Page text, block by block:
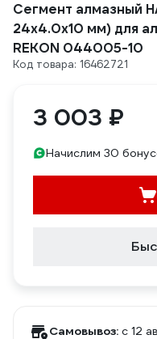
Сегмент алмазный
24x4.0x10 мм) для
REKON 044005-10
Код товара: 16462721
3 003 ₽
Начислим 30
Самовывоз: c 12